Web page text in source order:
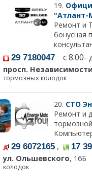
19.
"Атлант-
Ремонт и
бонусная
29 7180047 с 8.00-
просп.
тормозных колодок
20. СТО
Ремонт и
29 6072165 , 17
ул. Ольшевского, 16Б
колодок